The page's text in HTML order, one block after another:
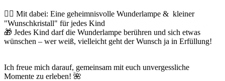
🧞‍♂️ Mit dabei: Eine geheimnisvolle Wunderlampe & kleiner
"Wunschkristall" für jedes Kind
🎁 Jedes Kind darf die Wunderlampe berühren und sich etwas
wünschen – wer weiß, vielleicht geht der Wunsch ja in Erfüllung!
Ich freue mich darauf, gemeinsam mit euch unvergessliche
Momente zu erleben! 🌺